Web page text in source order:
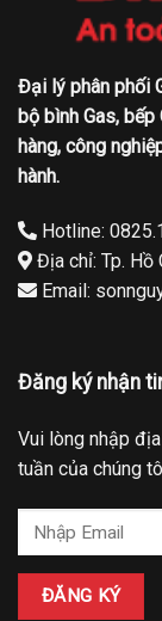
Đại lý phân phối
bộ bình Gas, bếp
hàng, công
hành.
Hotline:
Địa chỉ: Tp. Hồ
Email:
Đăng ký nhận
Vui lòng nhập
tuần của chúng